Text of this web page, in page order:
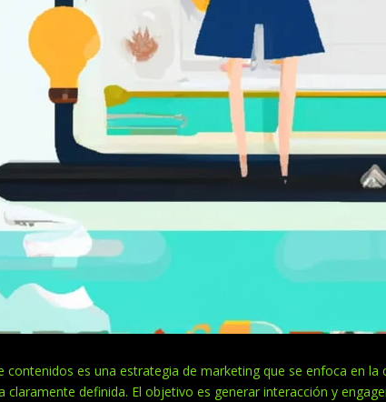
contenidos es una estrategia de marketing que se enfoca en
claramente definida. El objetivo es generar interacción y